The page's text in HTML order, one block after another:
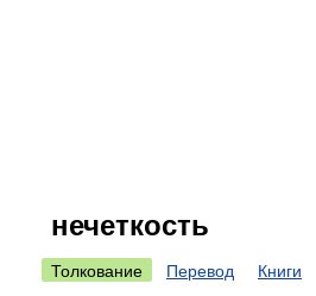
нечеткость
Толкование Перевод Книги